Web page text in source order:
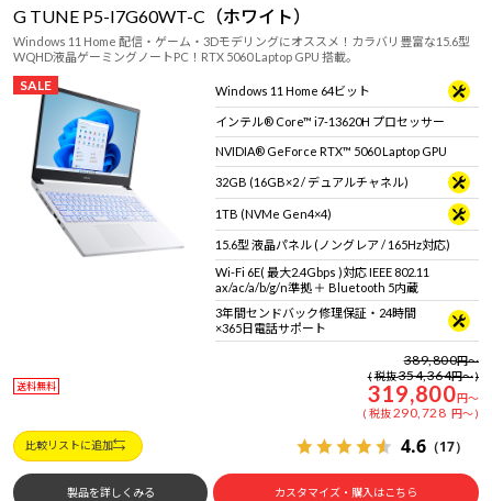
G TUNE P5-I7G60WT-C（ホワイト）
Windows 11 Home 配信・ゲーム・3Dモデリングにオススメ！カラバリ豊富な15.6型
WQHD液晶ゲーミングノートPC！RTX 5060 Laptop GPU 搭載。
SALE Windows 11 Home 64ビット
インテル® Core™ i7-13620H プロセッサー
NVIDIA® GeForce RTX™ 5060 Laptop GPU
32GB (16GB×2 / デュアルチャネル)
1TB (NVMe Gen4×4)
15.6型 液晶パネル (ノングレア / 165Hz対応)
Wi-Fi 6E( 最大2.4Gbps )対応 IEEE 802.11
ax/ac/a/b/g/n準拠 ＋ Bluetooth 5内蔵
3年間センドバック修理保証・24時間
×365日電話サポート
送料無料
389,800円～
税抜354,364円～
319,800円～
税抜290,728 円～
比較リストに追加 4.6 （17）
製品を詳しくみる カスタマイズ・購入はこちら